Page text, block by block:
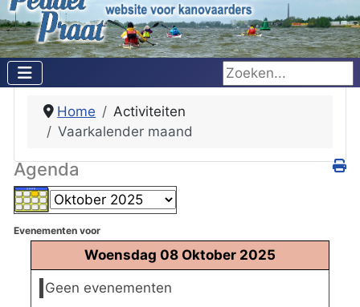
Zoeken...
Home
Activiteiten
Vaarkalender maand
Agenda
Evenementen voor
Woensdag 08 Oktober 2025
Geen evenementen